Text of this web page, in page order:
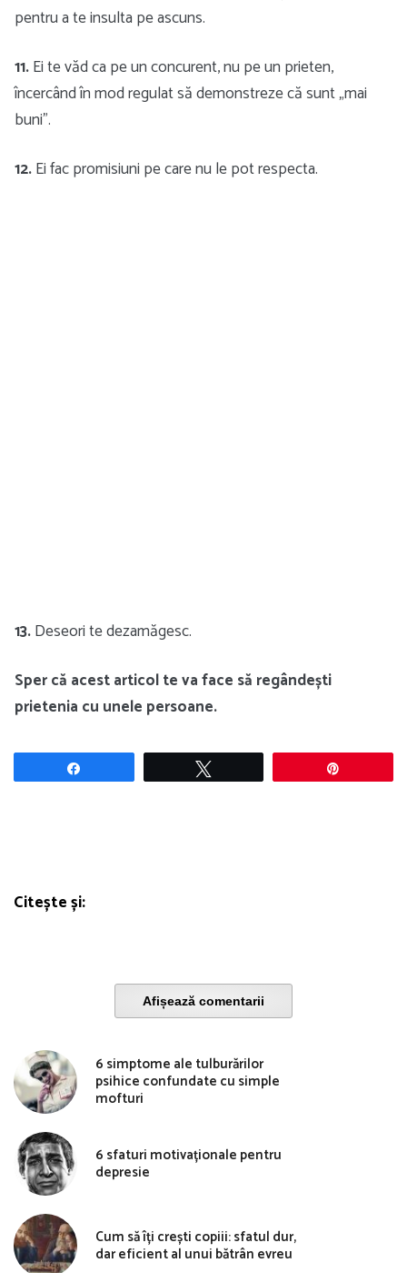
pentru a te insulta pe ascuns.
11.Ei te văd ca pe un concurent, nu pe un prieten,
încercând în mod regulat să demonstreze că sunt „mai
buni”.
12.Ei fac promisiuni pe care nu le pot respecta.
13.Deseori te dezamăgesc.
Sper că acest articol te va face să regândești
prietenia cu unele persoane.
Citește și:
Afișează comentarii
6 simptome ale tulburărilor
psihice confundate cu simple
mofturi
6 sfaturi motivaționale pentru
depresie
Cum să îți crești copiii: sfatul dur,
dar eficient al unui bătrân evreu